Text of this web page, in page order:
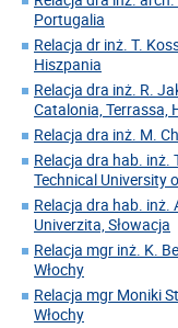
Portugalia
Relacja dr inż. T.
Hiszpania
Relacja dra inż. R.
Catalonia, Terrassa,
Relacja dra inż. M.
Relacja dra hab. inż.
Technical University
Relacja dra hab. inż.
Univerzita, Słowacja
Relacja mgr inż. K.
Włochy
Relacja mgr Moniki
Włochy